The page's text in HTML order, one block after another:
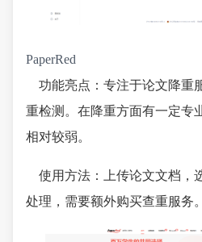
PaperRed
功能亮点：专注于论文降重
重检测。在降重方面有一定专
相对较弱。
使用方法：上传论文文档，
处理，需要额外购买查重服务。